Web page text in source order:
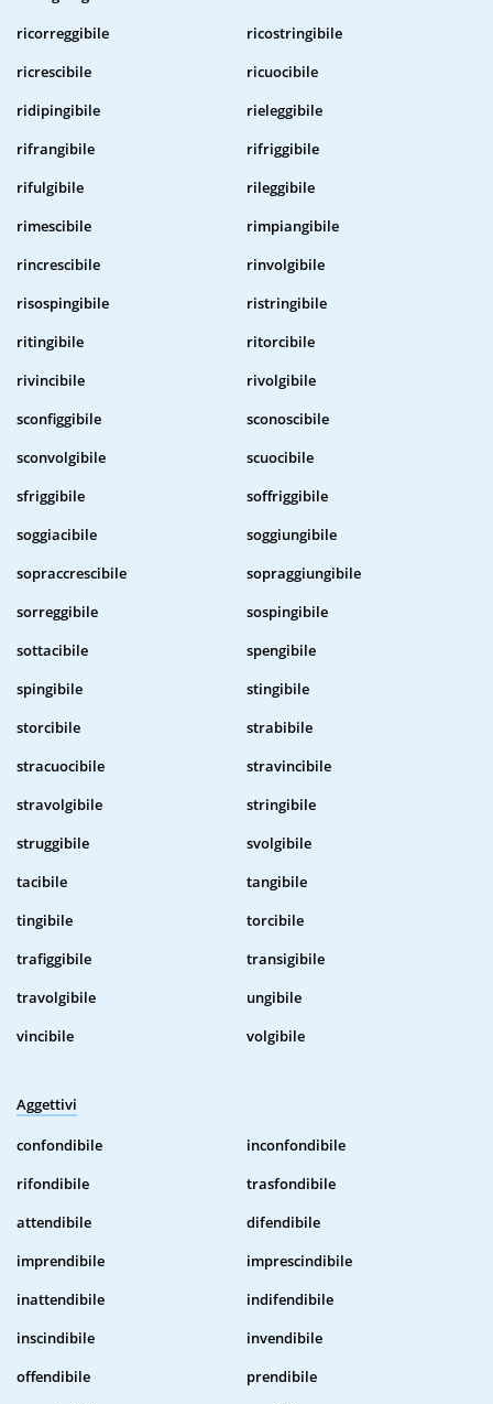
ricorreggibile
ricostringibile
ricrescibile
ricuocibile
ridipingibile
rieleggibile
rifrangibile
rifriggibile
rifulgibile
rileggibile
rimescibile
rimpiangibile
rincrescibile
rinvolgibile
risospingibile
ristringibile
ritingibile
ritorcibile
rivincibile
rivolgibile
sconfiggibile
sconoscibile
sconvolgibile
scuocibile
sfriggibile
soffriggibile
soggiacibile
soggiungibile
sopraccrescibile
sopraggiungibile
sorreggibile
sospingibile
sottacibile
spengibile
spingibile
stingibile
storcibile
strabibile
stracuocibile
stravincibile
stravolgibile
stringibile
struggibile
svolgibile
tacibile
tangibile
tingibile
torcibile
trafiggibile
transigibile
travolgibile
ungibile
vincibile
volgibile
Aggettivi
confondibile
inconfondibile
rifondibile
trasfondibile
attendibile
difendibile
imprendibile
imprescindibile
inattendibile
indifendibile
inscindibile
invendibile
offendibile
prendibile